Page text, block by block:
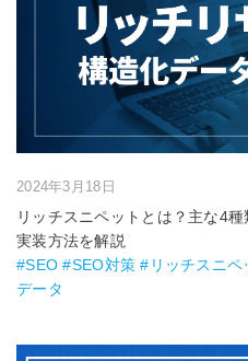
2024年3月18日
リッチスニペットとは？主な4
実装方法を解説
#SEO #SEO対策 #リッチスニ
データ